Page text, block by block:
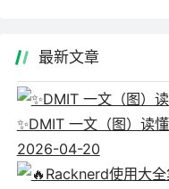
最新文章
✨DMIT 一文（图）读
2026-04-20